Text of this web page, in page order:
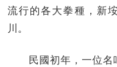
流行的各大拳種，新
川。
民國初年，一位名